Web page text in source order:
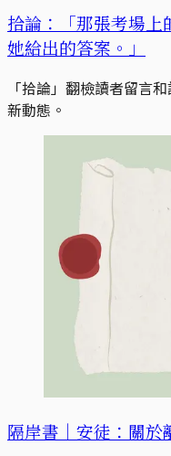
拾論：「那張考場
她給出的答案。」
「拾論」翻檢讀者留言
新動態。
隔岸書｜安徒：關於